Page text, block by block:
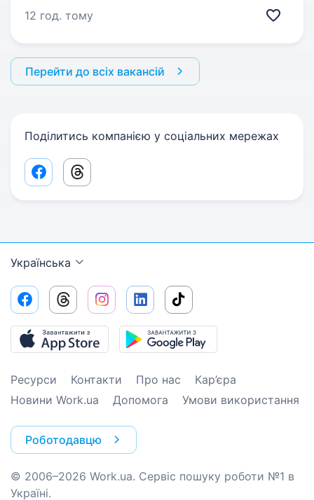
12 год. тому
Перейти до всіх вакансій
Поділитись компанією у соціальних мережах
Facebook share link
Threads share link
Українська
Ресурси Контакти Про нас
Кар’єра
Новини Work.ua
Допомога Умови використання
Роботодавцю
© 2006–2026 Work.ua. Сервіс пошуку роботи №1 в
Україні.